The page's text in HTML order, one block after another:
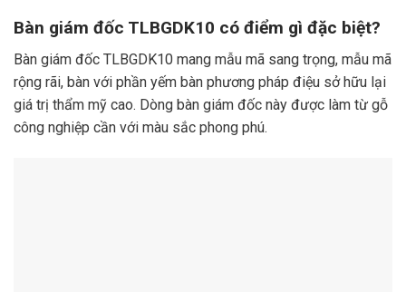
Bàn giám đốc TLBGDK10 có điểm gì đặc biệt?
Bàn giám đốc TLBGDK10 mang mẫu mã sang trọng, mẫu mã
rộng rãi, bàn với phần yếm bàn phương pháp điệu sở hữu lại
giá trị thẩm mỹ cao. Dòng bàn giám đốc này được làm từ gỗ
công nghiệp cần với màu sắc phong phú.